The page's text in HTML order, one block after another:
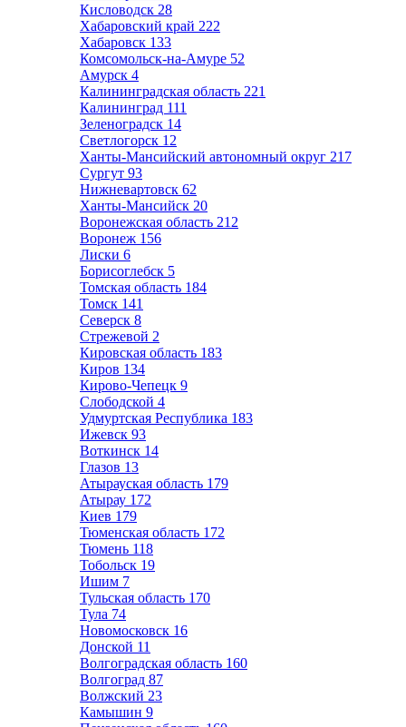
Кисловодск 28
Хабаровский край 222
Хабаровск 133
Комсомольск-на-Амуре 52
Амурск 4
Калининградская область 221
Калининград 111
Зеленоградск 14
Светлогорск 12
Ханты-Мансийский автономный округ 217
Сургут 93
Нижневартовск 62
Ханты-Мансийск 20
Воронежская область 212
Воронеж 156
Лиски 6
Борисоглебск 5
Томская область 184
Томск 141
Северск 8
Стрежевой 2
Кировская область 183
Киров 134
Кирово-Чепецк 9
Слободской 4
Удмуртская Республика 183
Ижевск 93
Воткинск 14
Глазов 13
Атырауская область 179
Атырау 172
Киев 179
Тюменская область 172
Тюмень 118
Тобольск 19
Ишим 7
Тульская область 170
Тула 74
Новомосковск 16
Донской 11
Волгоградская область 160
Волгоград 87
Волжский 23
Камышин 9